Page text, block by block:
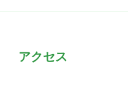
アクセス